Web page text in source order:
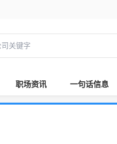
职场资讯 一句话信息